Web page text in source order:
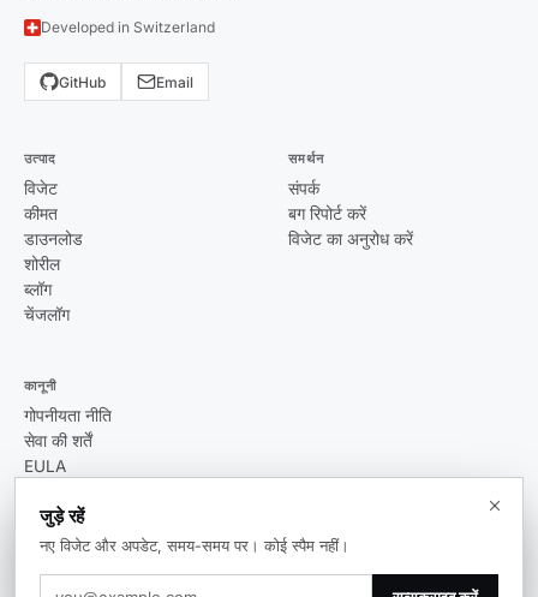
Developed in Switzerland
GitHub Email
उत्पाद
विजेट
कीमत
डाउनलोड
शोरील
ब्लॉग
चेंजलॉग
समर्थन
संपर्क
बग रिपोर्ट करें
विजेट का अनुरोध करें
कानूनी
गोपनीयता नीति
सेवा की शर्तें
EULA
जुड़े रहें
नए विजेट और अपडेट, समय-समय पर। कोई स्पैम नहीं।